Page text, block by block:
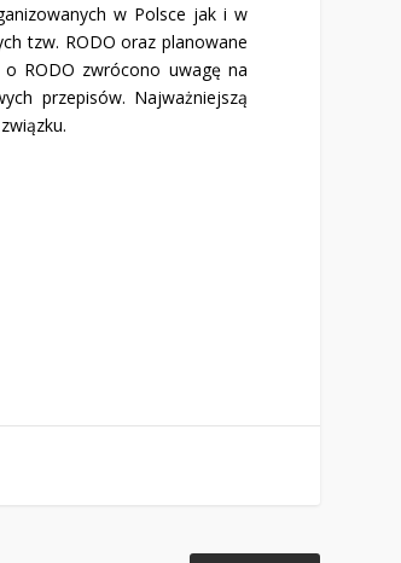
w Polsce jak i w
tzw. RODO oraz planowane
RODO zwrócono uwagę na
przepisów. Najważniejszą